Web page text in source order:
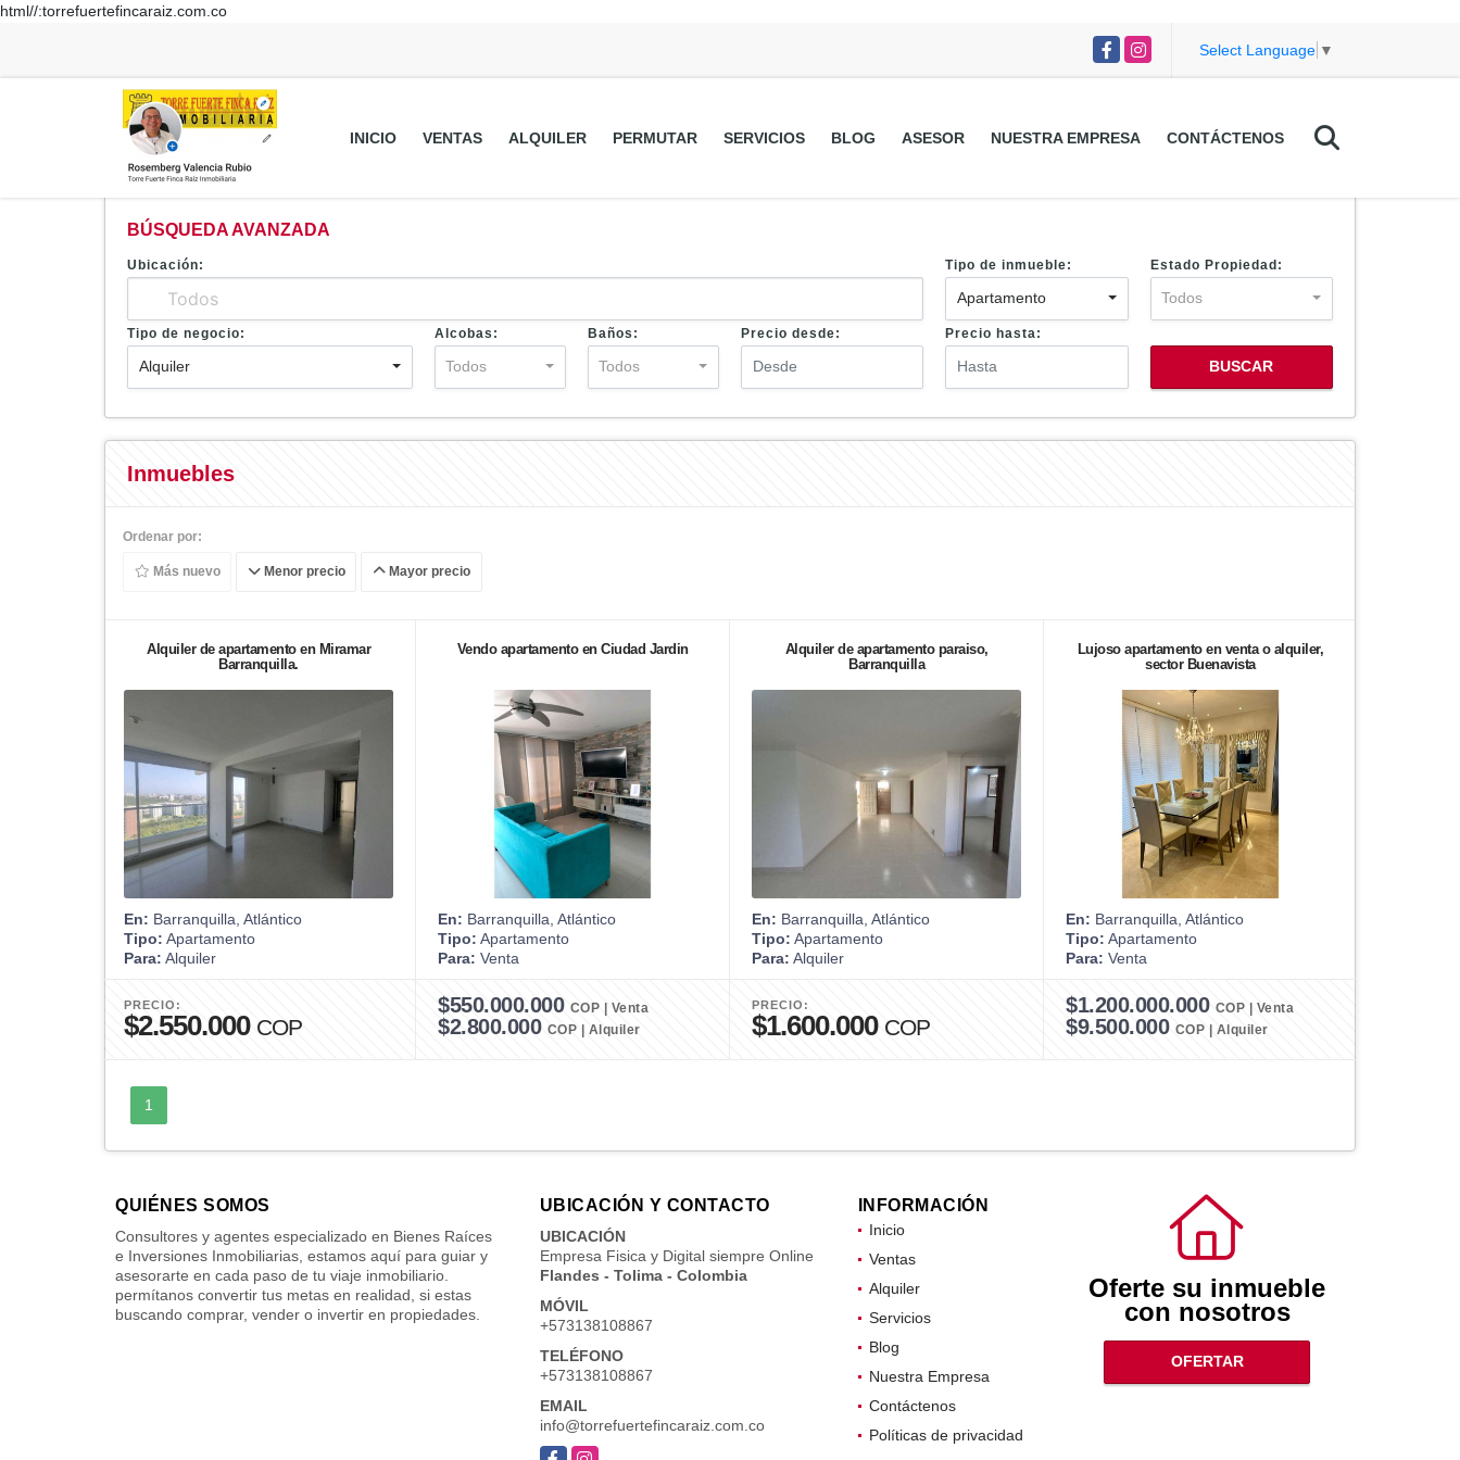
html//:torrefuertefincaraiz.com.co
FacebookInstagram Select Language ▼
INICIO VENTAS ALQUILER PERMUTAR SERVICIOS BLOG ASESOR NUESTRA EMPRESA CONTÁCTENOS
BÚSQUEDA AVANZADA
Ubicación: Tipo de inmueble:
Apartamento
Estado Propiedad:
Todos
Tipo de negocio:
Alquiler
Alcobas:
Todos
Baños:
Todos
Precio desde: Precio hasta:
BUSCAR
Inmuebles
Ordenar por:
Más nuevo Menor precio Mayor precio
Alquiler de apartamento en Miramar
Barranquilla.
En: Barranquilla, Atlántico
Tipo: Apartamento
Para: Alquiler
PRECIO:
$2.550.000 COP
Vendo apartamento en Ciudad Jardin
En: Barranquilla, Atlántico
Tipo: Apartamento
Para: Venta
$550.000.000 COP | Venta
$2.800.000 COP | Alquiler
Alquiler de apartamento paraiso,
Barranquilla
En: Barranquilla, Atlántico
Tipo: Apartamento
Para: Alquiler
PRECIO:
$1.600.000 COP
Lujoso apartamento en venta o alquiler,
sector Buenavista
En: Barranquilla, Atlántico
Tipo: Apartamento
Para: Venta
$1.200.000.000 COP | Venta
$9.500.000 COP | Alquiler
1
QUIÉNES SOMOS
Consultores y agentes especializado en Bienes Raíces
e Inversiones Inmobiliarias, estamos aquí para guiar y
asesorarte en cada paso de tu viaje inmobiliario.
permítanos convertir tus metas en realidad, si estas
buscando comprar, vender o invertir en propiedades.
UBICACIÓN Y CONTACTO
UBICACIÓN
Empresa Fisica y Digital siempre Online
Flandes - Tolima - Colombia
MÓVIL
+573138108867
TELÉFONO
+573138108867
EMAIL
info@torrefuertefincaraiz.com.co
INFORMACIÓN
Inicio
Ventas
Alquiler
Servicios
Blog
Nuestra Empresa
Contáctenos
Políticas de privacidad
Oferte su inmueble
con nosotros
OFERTAR